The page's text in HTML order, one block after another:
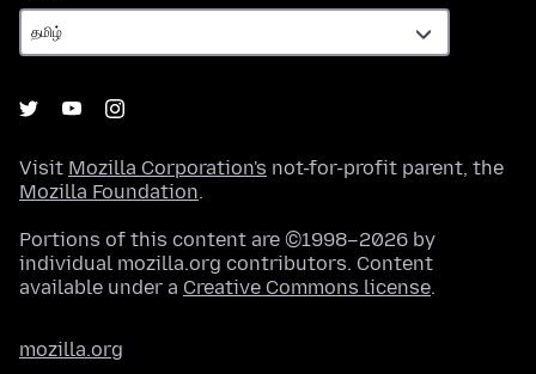
Visit Mozilla Corporation's not-for-profit parent, the
Mozilla Foundation.
Portions of this content are ©1998–2026 by
individual mozilla.org contributors. Content
available under a Creative Commons license.
mozilla.org